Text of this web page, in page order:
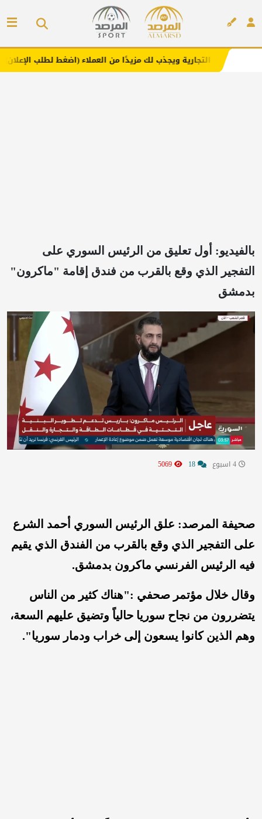
التجارية ويجذب لك مزيدًا من العملاء (اضغط لطلب الإعلان)
بالفيديو: أول تعليق من الرئيس السوري على
التفجير الذي وقع بالقرب من فندق إقامة "ماكرون"
بدمشق
صحيفة المرصد: علق الرئيس السوري أحمد الشرع
على التفجير الذي وقع بالقرب من الفندق الذي يقيم
فيه الرئيس الفرنسي ماكرون بدمشق.
وقال خلال مؤتمر صحفي :"هناك كثير من الناس
يتضررون من نجاح سوريا حالياً وتضيق عليهم السعة،
وهم الذين كانوا يسعون إلى خراب ودمار سوريا".